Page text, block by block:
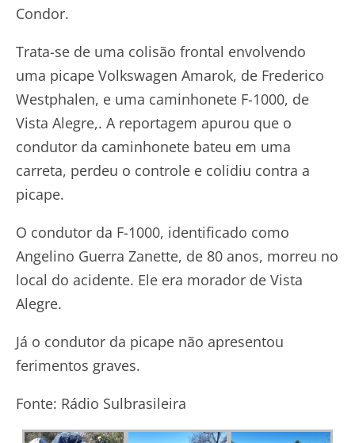
Condor.
Trata-se de uma colisão frontal envolvendo
uma picape Volkswagen Amarok, de Frederico
Westphalen, e uma caminhonete F-1000, de
Vista Alegre,. A reportagem apurou que o
condutor da caminhonete bateu em uma
carreta, perdeu o controle e colidiu contra a
picape.
O condutor da F-1000, identificado como
Angelino Guerra Zanette, de 80 anos, morreu no
local do acidente. Ele era morador de Vista
Alegre.
Já o condutor da picape não apresentou
ferimentos graves.
Fonte: Rádio Sulbrasileira